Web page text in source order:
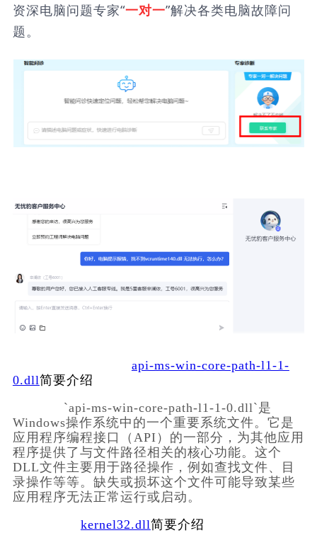
资深电脑问题专家“一对一”解决各类电脑故障问
题。
api-ms-win-core-path-l1-1-
0.dll简要介绍
Windows操作系统中的一个重要系统文件。它是
应用程序编程接口（API）的一部分，为其他应用
程序提供了与文件路径相关的核心功能。这个
DLL文件主要用于路径操作，例如查找文件、目
录操作等等。缺失或损坏这个文件可能导致某些
应用程序无法正常运行或启动。
kernel32.dll简要介绍